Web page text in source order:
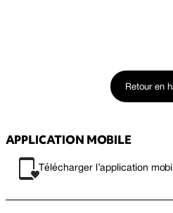
Retour en
APPLICATION MOBILE
Télécharger l’application